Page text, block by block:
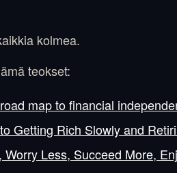
kolmea.
teokset:
map to financial
Getting Rich Slowly and
Less, Succeed More,